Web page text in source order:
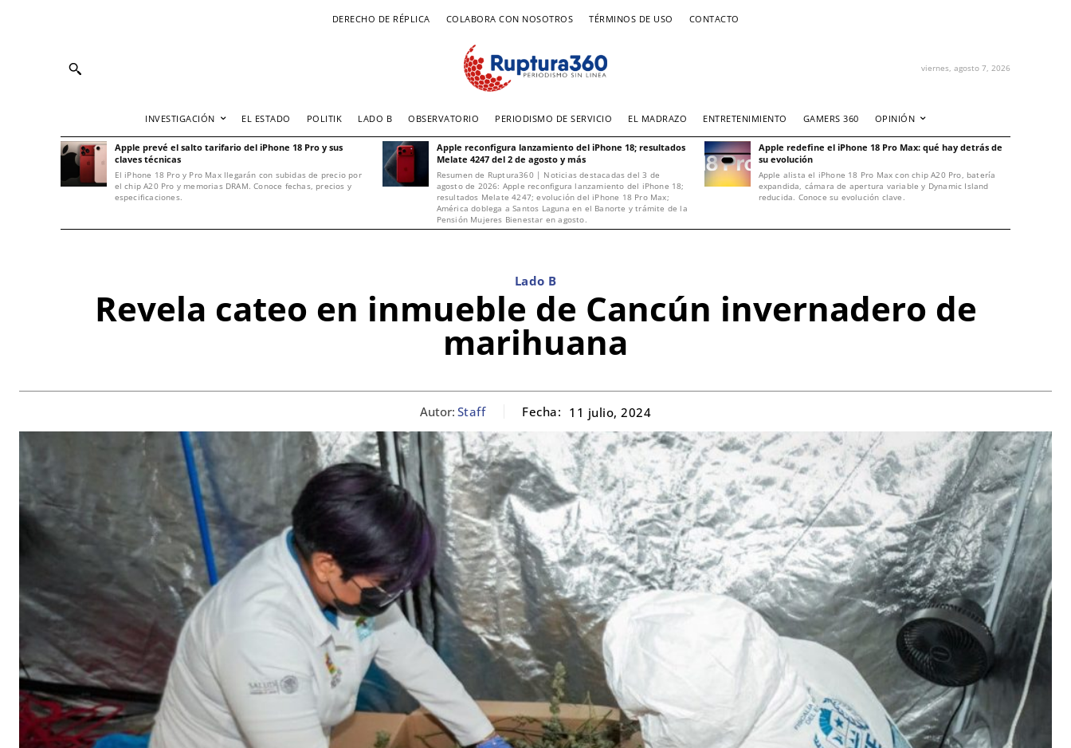
DERECHO DE RÉPLICA COLABORA CON NOSOTROS TÉRMINOS DE USO CONTACTO
viernes, agosto 7, 2026
INVESTIGACIÓN EL ESTADO POLITIK LADO B OBSERVATORIO PERIODISMO DE SERVICIO EL MADRAZO ENTRETENIMIENTO GAMERS 360 OPINIÓN
Apple prevé el salto tarifario del iPhone 18 Pro y sus
claves técnicas
El iPhone 18 Pro y Pro Max llegarán con subidas de precio por
el chip A20 Pro y memorias DRAM. Conoce fechas, precios y
especificaciones.
Apple reconfigura lanzamiento del iPhone 18; resultados
Melate 4247 del 2 de agosto y más
Resumen de Ruptura360 | Noticias destacadas del 3 de
agosto de 2026: Apple reconfigura lanzamiento del iPhone 18;
resultados Melate 4247; evolución del iPhone 18 Pro Max;
América doblega a Santos Laguna en el Banorte y trámite de la
Pensión Mujeres Bienestar en agosto.
Apple redefine el iPhone 18 Pro Max: qué hay detrás de
su evolución
Apple alista el iPhone 18 Pro Max con chip A20 Pro, batería
expandida, cámara de apertura variable y Dynamic Island
reducida. Conoce su evolución clave.
Lado B
Revela cateo en inmueble de Cancún invernadero de
marihuana
Autor: Staff Fecha: 11 julio, 2024